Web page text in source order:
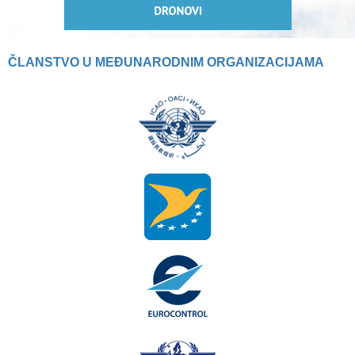
ČLANSTVO U MEĐUNARODNIM ORGANIZACIJAMA